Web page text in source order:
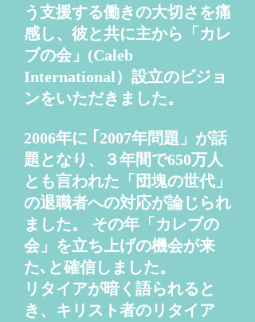
う支援する働きの大切さを痛
感し、彼と共に主から「カレ
ブの会」(Caleb
International）設立のビジョ
ンをいただきました。
2006年に ｢2007年問題」が話
題となり、３年間で650万人
とも言われた「団塊の世代」
の退職者への対応が論じられ
ました。 その年「カレブの
会」を立ち上げの機会が来
た､と確信しました。
リタイアが暗く語られると
き、キリスト者のリタイア